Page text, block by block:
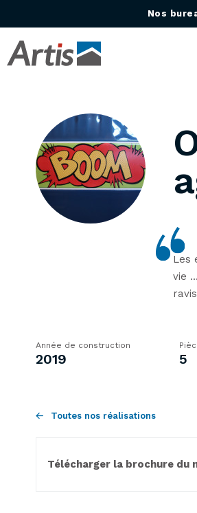
Nos
Les
vie
Année de construction
2019 5
Toutes nos réalisations
Télécharger la brochure du